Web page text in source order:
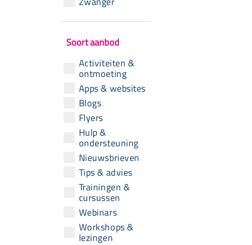
Soort aanbod
Activiteiten &
ontmoeting
Apps & websites
Blogs
Flyers
Hulp &
ondersteuning
Nieuwsbrieven
Tips & advies
Trainingen &
cursussen
Webinars
Workshops &
lezingen